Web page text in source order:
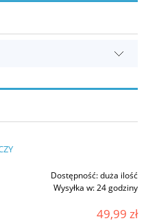
Dostępność:duża ilość
Wysyłka w:24 godziny
49,99 zł